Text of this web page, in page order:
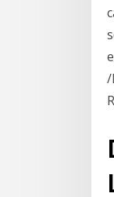
/